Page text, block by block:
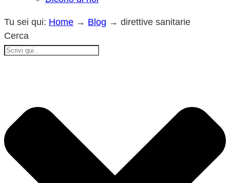
Tu sei qui: Home → Blog → direttive sanitarie
Cerca